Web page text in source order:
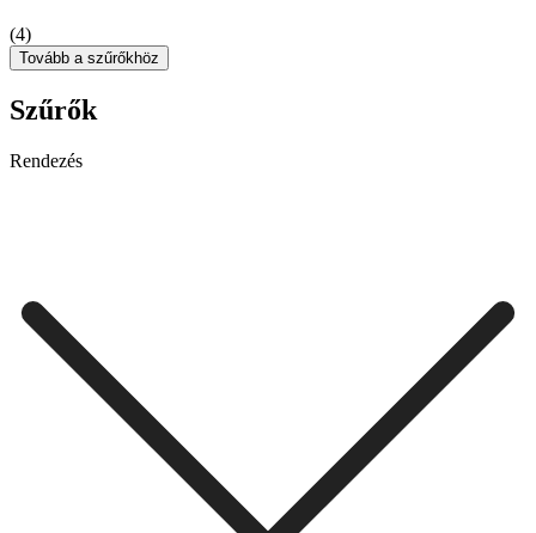
(4)
Tovább a szűrőkhöz
Szűrők
Rendezés